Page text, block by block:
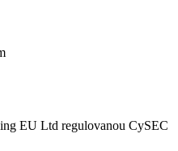
EU Ltd regulovanou CySEC